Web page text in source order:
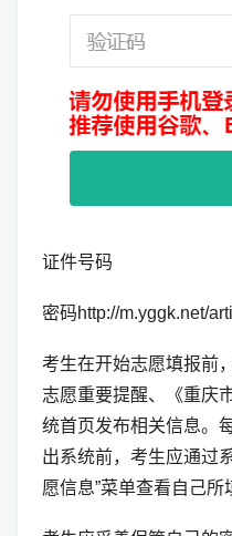
证件号码
密码http://m.yggk.net/
考生在开始志愿填报前
志愿重要提醒、《重庆
统首页发布相关信息。
出系统前，考生应通过
愿信息”菜单查看自己所